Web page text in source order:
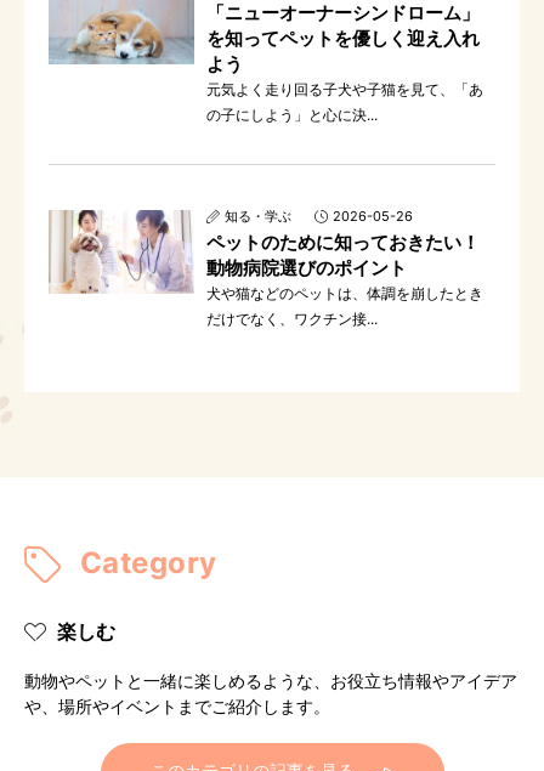
「ニューオーナーシンドローム」
を知ってペットを優しく迎え入れ
よう
元気よく走り回る子犬や子猫を見て、「あ
の子にしよう」と心に決...
知る・学ぶ 2026-05-26
ペットのために知っておきたい！
動物病院選びのポイント
犬や猫などのペットは、体調を崩したとき
だけでなく、ワクチン接...
Category
楽しむ
動物やペットと一緒に楽しめるような、お役立ち情報やアイデア
や、場所やイベントまでご紹介します。